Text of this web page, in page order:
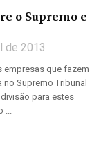
o Supremo e
de 2013
empresas que fazem
Supremo Tribunal
para estes
...